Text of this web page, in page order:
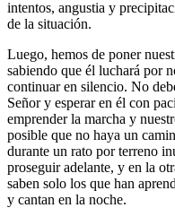
intentos, angustia y
de la situación.
Luego, hemos de poner
sabiendo que él luchará por
continuar en silencio. No
Señor y esperar en él con
emprender la marcha y
posible que no haya un
durante un rato por terreno
proseguir adelante, y en la
saben solo los que han
y cantan en la noche.